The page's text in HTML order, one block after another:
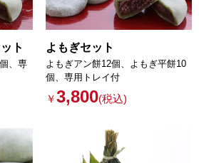
ト
、専
よもぎセット
よもぎアン餅12個、よもぎ平餅10
個、専用トレイ付
￥3,800(税込)